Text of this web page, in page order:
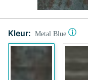
Kleur: Metal Blue